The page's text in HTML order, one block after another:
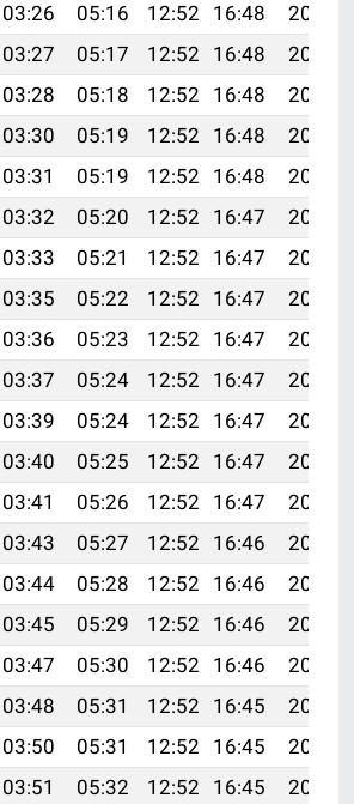
03:26 05:16 12:52 16:48
20:17
03:27 05:17 12:52 16:48
20:16
03:28 05:18 12:52 16:48
20:16
03:30 05:19 12:52 16:48
20:15
03:31 05:19 12:52 16:48
20:14
03:32 05:20 12:52 16:47
20:14
03:33 05:21 12:52 16:47
20:13
03:35 05:22 12:52 16:47
20:13
03:36 05:23 12:52 16:47
20:12
03:37 05:24 12:52 16:47
20:11
03:39 05:24 12:52 16:47
20:10
03:40 05:25 12:52 16:47
20:09
03:41 05:26 12:52 16:47
20:09
03:43 05:27 12:52 16:46
20:08
03:44 05:28 12:52 16:46
20:07
03:45 05:29 12:52 16:46
20:06
03:47 05:30 12:52 16:46
20:05
03:48 05:31 12:52 16:45
20:04
03:50 05:31 12:52 16:45
20:03
03:51 05:32 12:52 16:45
20:02